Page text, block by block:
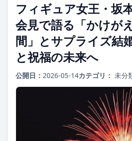
フィギュア女王・坂
会見で語る「かけが
間」とサプライズ結
と祝福の未来へ
公開日： 2026-05-14カテゴリ： 未分